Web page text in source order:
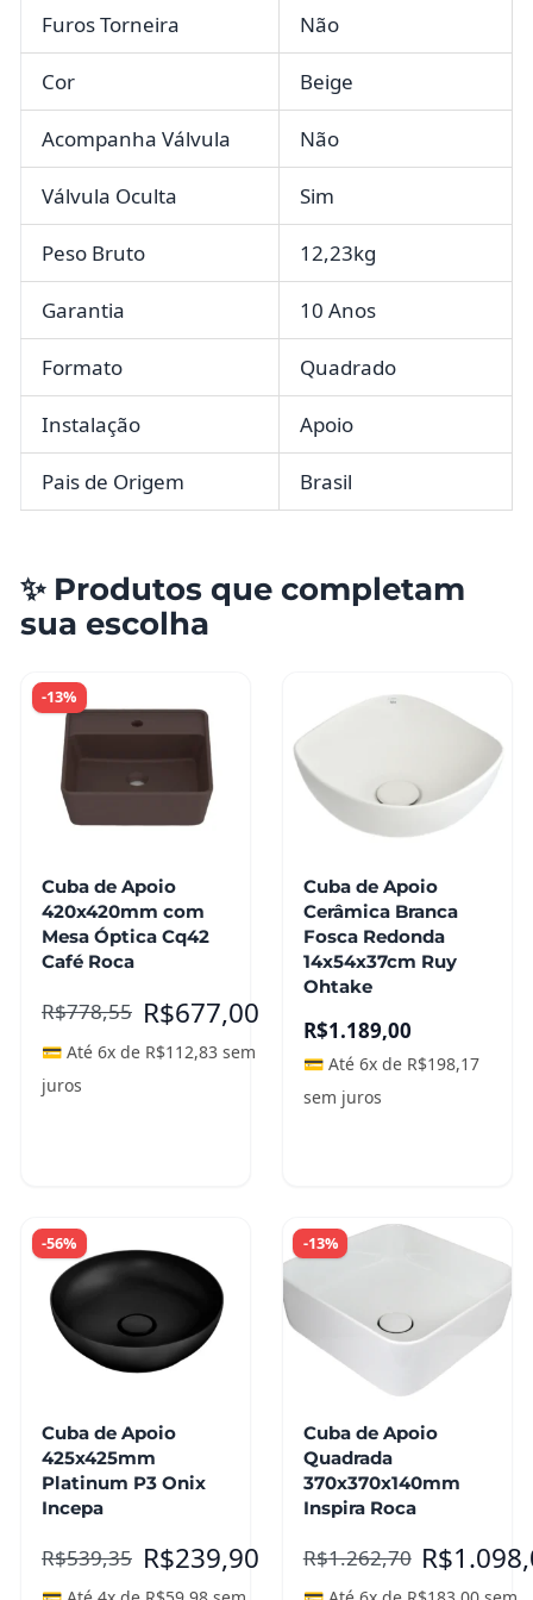
Furos Torneira Não
Cor Beige
Acompanha Válvula Não
Válvula Oculta Sim
Peso Bruto 12,23kg
Garantia 10 Anos
Formato Quadrado
Instalação Apoio
Pais de Origem Brasil
✨ Produtos que completam
sua escolha
-13%
Cuba de Apoio
420x420mm com
Mesa Óptica Cq42
Café Roca
R$778,55 R$677,00
💳 Até 6x de R$112,83 sem
juros
Cuba de Apoio
Cerâmica Branca
Fosca Redonda
14x54x37cm Ruy
Ohtake
R$1.189,00
💳 Até 6x de R$198,17
sem juros
-56%
Cuba de Apoio
425x425mm
Platinum P3 Onix
Incepa
R$539,35 R$239,90
-13%
Cuba de Apoio
Quadrada
370x370x140mm
Inspira Roca
R$1.262,70 R$